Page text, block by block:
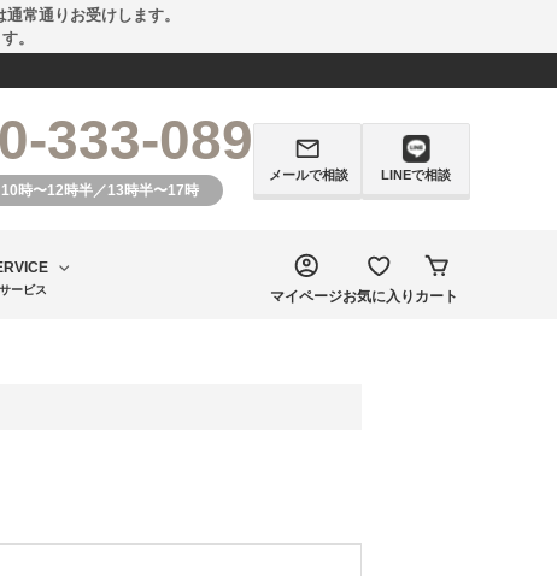
常通りお受けします。
。
333-089
時〜12時半／13時半〜17時
メールで相談 LINEで相談
サービス マイページお気に入り カート